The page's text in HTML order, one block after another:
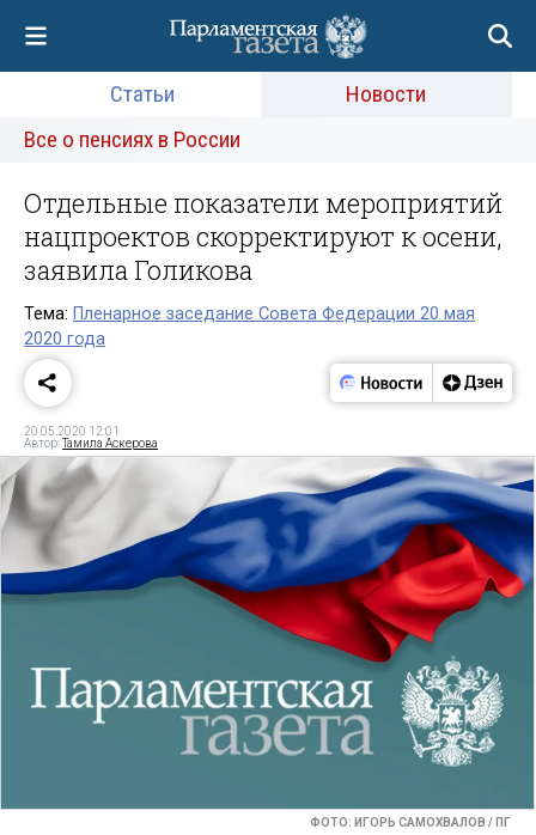
Статьи
Новости
Все о пенсиях в России
Отдельные показатели мероприятий
нацпроектов скорректируют к осени,
заявила Голикова
Тема: Пленарное заседание Совета Федерации 20 мая
2020 года
20.05.2020 12:01
Автор:Тамила Аскерова
ФОТО: ИГОРЬ САМОХВАЛОВ / ПГ